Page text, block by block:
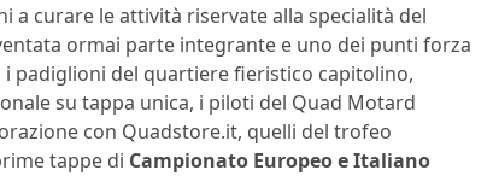
a curare le attività riservate alla specialità del
ormai parte integrante e uno dei punti forza
padiglioni del quartiere fieristico capitolino,
su tappa unica, i piloti del Quad Motard
con Quadstore.it, quelli del trofeo
tappe di Campionato Europeo e Italiano